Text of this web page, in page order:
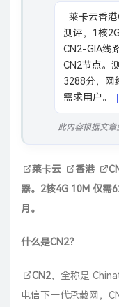
测评，1核
CN2-GIA线
CN2节点。
3288分，网
需求用户。
此内容根据文章
莱卡云 香港
器。2核4G 10M 仅需
月。
什么是CN2？
CN2，全称是
电信下一代承载网，